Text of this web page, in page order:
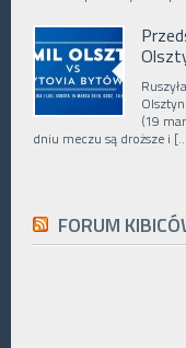
(19
dniu meczu są droższe i
FORUM